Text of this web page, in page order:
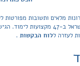
את כל ספרי הלימוד ובתי
לעזרה ללוח הבקשות .